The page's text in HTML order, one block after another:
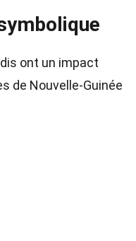
ont un impact
de Nouvelle-Guinée